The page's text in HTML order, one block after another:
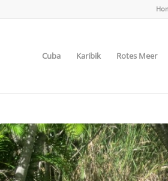
Cuba Karibik Rotes Meer